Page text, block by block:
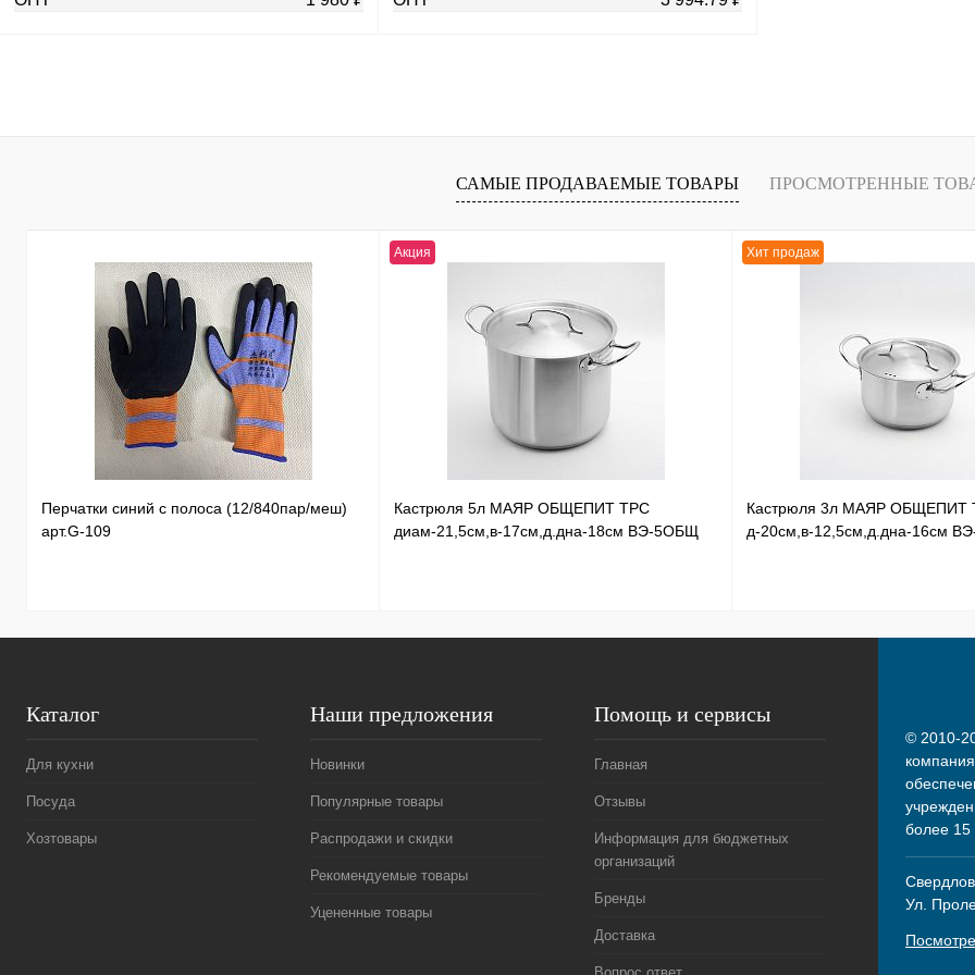
Купить в 1 клик К сравнению Купить в 1 клик К сравнению
наличии
САМЫЕ ПРОДАВАЕМЫЕ ТОВАРЫ ПРОСМОТРЕННЫЕ
Перчатки синий с полоса (12/840пар/меш)
арт.G-109
Акция
Кастрюля 5л МАЯР ОБЩЕПИТ ТРС
диам-21,5см,в-17см,д.дна-18см ВЭ-5ОБЩ
Хит продаж
Кастрюля 3л МАЯР ОБЩЕПИТ
д-20см,в-12,5см,д.дна-16см
Каталог
Для кухни
Посуда
Хозтовары
Наши предложения
Новинки
Популярные товары
Распродажи и скидки
Рекомендуемые товары
Уцененные товары
Помощь и сервисы
Главная
Отзывы
Информация для бюджетных
организаций
Бренды
Доставка
© 2010-
более 15
Ул.